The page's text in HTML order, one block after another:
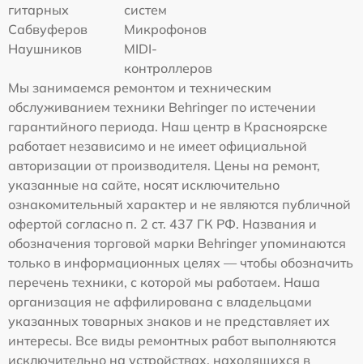
гитарных
систем
Сабвуферов
Микрофонов
Наушников
MIDI-
контроллеров
Мы занимаемся ремонтом и техническим
обслуживанием техники Behringer по истечении
гарантийного периода. Наш центр в Красноярске
работает независимо и не имеет официальной
авторизации от производителя. Цены на ремонт,
указанные на сайте, носят исключительно
ознакомительный характер и не являются публичной
офертой согласно п. 2 ст. 437 ГК РФ. Названия и
обозначения торговой марки Behringer упоминаются
только в информационных целях — чтобы обозначить
перечень техники, с которой мы работаем. Наша
организация не аффилирована с владельцами
указанных товарных знаков и не представляет их
интересы. Все виды ремонтных работ выполняются
исключительно на устройствах, находящихся в